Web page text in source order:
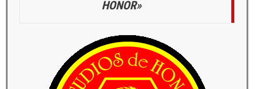
HONOR»